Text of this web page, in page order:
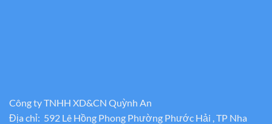
Công ty TNHH XD&CN Quỳnh An
Địa chỉ: 592 Lê Hồng Phong Phường Phước Hải , TP Nha